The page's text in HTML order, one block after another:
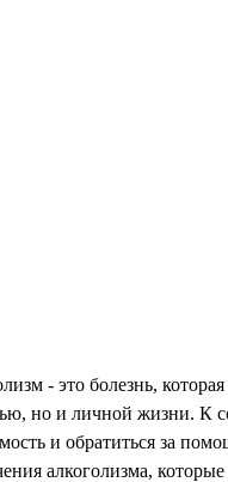
- это болезнь,
но и личной жизни. К
и обратиться за
алкоголизма,